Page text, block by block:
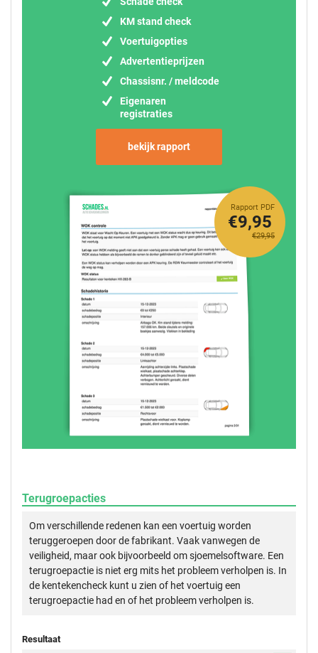
KM stand check
Voertuigopties
Advertentieprijzen
Chassisnr. / meldcode
Eigenaren
registraties
bekijk rapport
Rapport PDF
€29,95
€9,95
Terugroepacties
Om verschillende redenen kan een voertuig worden
teruggeroepen door de fabrikant. Vaak vanwegen de
veiligheid, maar ook bijvoorbeeld om sjoemelsoftware. Een
terugroepactie is niet erg mits het probleem verholpen is. In
de kentekencheck kunt u zien of het voertuig een
terugroepactie had en of het probleem verholpen is.
Resultaat